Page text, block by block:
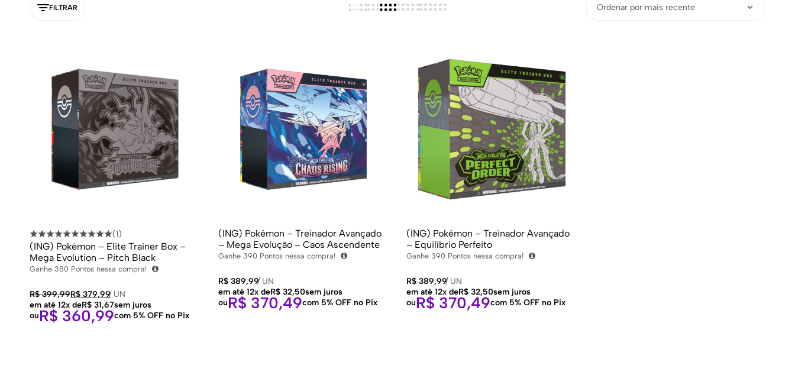
FILTRAR
(1)
(ING) Pokémon – Elite Trainer Box –
Mega Evolution – Pitch Black
Ganhe 380 Pontos nessa compra!
R$399,99R$ 379,99/UN
em até 12x deR$ 31,67sem juros
ouR$ 360,99com 5% OFF no Pix
(ING) Pokémon – Treinador Avançado
– Mega Evolução – Caos Ascendente
Ganhe 390 Pontos nessa compra!
R$389,99/UN
em até 12x deR$32,50sem juros
ouR$ 370,49com 5% OFF no Pix
(ING) Pokémon – Treinador Avançado
– Equilíbrio Perfeito
Ganhe 390 Pontos nessa compra!
R$ 389,99/UN
em até 12x deR$ 32,50sem juros
ouR$ 370,49com 5% OFF no Pix